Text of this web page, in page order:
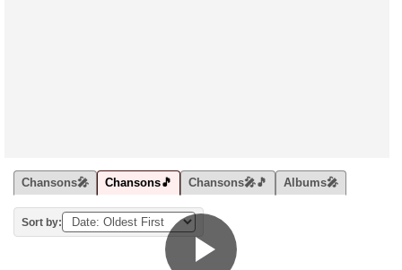
Chansons🎤 Chansons🎵 Chansons🎤🎵 Albums🎤
Sort by: